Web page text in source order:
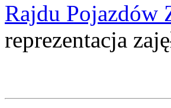
Rajdu Pojazdów
reprezentacja